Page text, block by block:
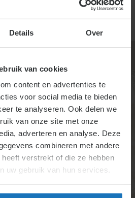
Details Over
van cookies
content en advertenties te
voor social media te bieden
te analyseren. Ook delen we
van onze site met onze
adverteren en analyse. Deze
combineren met andere
verstrekt of die ze hebben
uw gebruik van hun services.
kan alleen worden gewijzigd